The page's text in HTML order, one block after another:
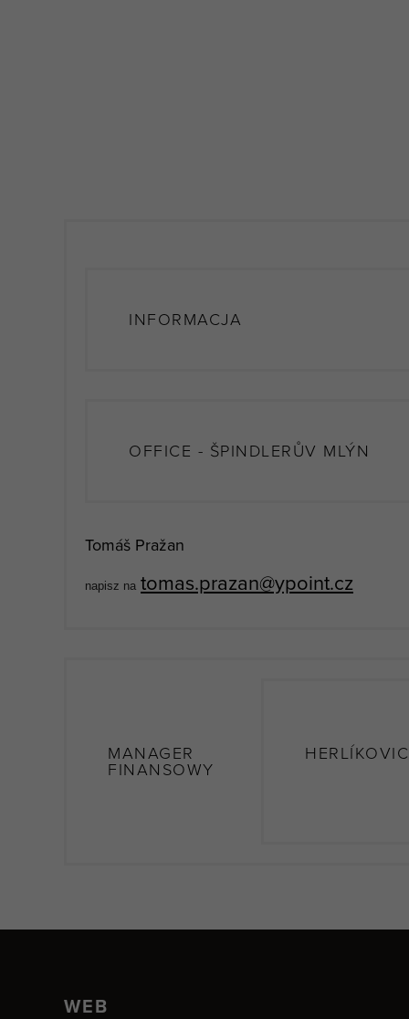
INFORMACJA
OFFICE - ŠPINDLERŮV MLÝN
Tomáš Pražan
napisz na tomas.prazan@ypoint.cz
MANAGER
FINANSOWY
WEB